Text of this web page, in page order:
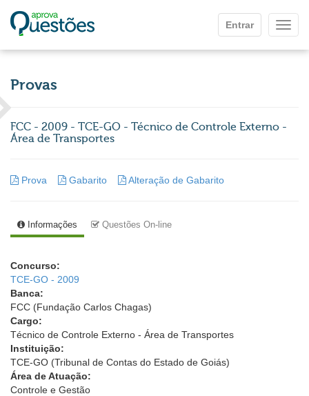
Entrar
Provas
FCC - 2009 - TCE-GO - Técnico de Controle Externo -
Área de Transportes
Prova Gabarito Alteração de Gabarito
Informações Questões On-line
Concurso:
TCE-GO - 2009
Banca:
FCC (Fundação Carlos Chagas)
Cargo:
Técnico de Controle Externo - Área de Transportes
Instituição:
TCE-GO (Tribunal de Contas do Estado de Goiás)
Área de Atuação:
Controle e Gestão